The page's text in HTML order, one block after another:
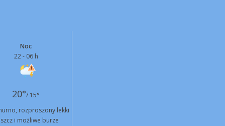
Noc
22 - 06 h
20°/ 15°
rozproszony lekki
i możliwe burze